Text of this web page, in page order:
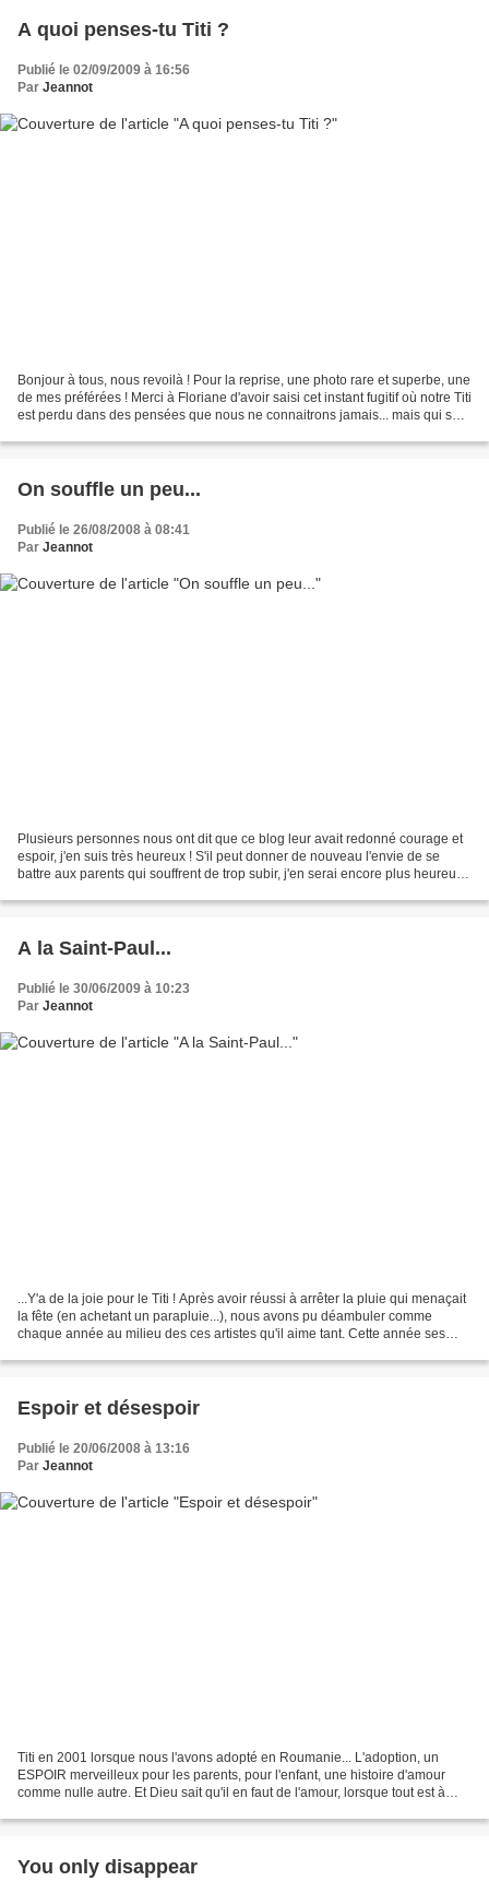
A quoi penses-tu Titi ?
Publié le 02/09/2009 à 16:56
Par Jeannot
Bonjour à tous, nous revoilà ! Pour la reprise, une photo rare et superbe, une
de mes préférées ! Merci à Floriane d'avoir saisi cet instant fugitif où notre Titi
est perdu dans des pensées que nous ne connaitrons jamais... mais qui sait
On souffle un peu...
Publié le 26/08/2008 à 08:41
Par Jeannot
Plusieurs personnes nous ont dit que ce blog leur avait redonné courage et
espoir, j'en suis très heureux ! S'il peut donner de nouveau l'envie de se
battre aux parents qui souffrent de trop subir, j'en serai encore plus heureux.
A la Saint-Paul...
Publié le 30/06/2009 à 10:23
Par Jeannot
...Y'a de la joie pour le Titi ! Après avoir réussi à arrêter la pluie qui menaçait
la fête (en achetant un parapluie...), nous avons pu déambuler comme
chaque année au milieu des ces artistes qu'il aime tant. Cette année ses
Espoir et désespoir
Publié le 20/06/2008 à 13:16
Par Jeannot
Titi en 2001 lorsque nous l'avons adopté en Roumanie... L'adoption, un
ESPOIR merveilleux pour les parents, pour l'enfant, une histoire d'amour
comme nulle autre. Et Dieu sait qu'il en faut de l'amour, lorsque tout est à
You only disappear